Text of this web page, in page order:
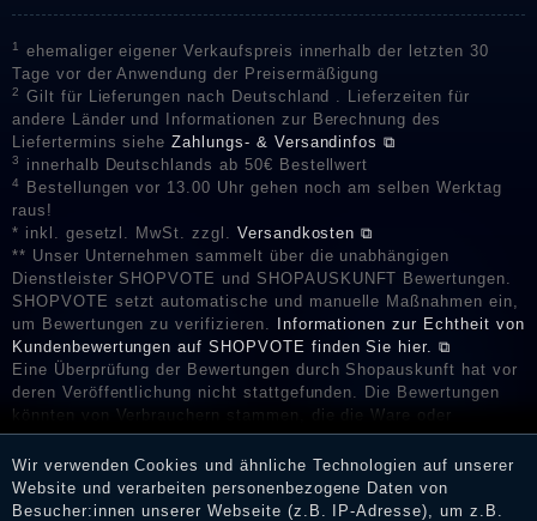
1
ehemaliger eigener Verkaufspreis innerhalb der letzten 30
Tage vor der Anwendung der Preisermäßigung
2
Gilt für Lieferungen nach Deutschland . Lieferzeiten für
andere Länder und Informationen zur Berechnung des
Liefertermins sieheZahlungs- & Versandinfos ⧉
3 innerhalb Deutschlands ab 50€ Bestellwert
4
Bestellungen vor 13.00 Uhr gehen noch am selben Werktag
raus!
* inkl. gesetzl. MwSt. zzgl. Versandkosten ⧉
** Unser Unternehmen sammelt über die unabhängigen
Dienstleister SHOPVOTE und SHOPAUSKUNFT Bewertungen.
SHOPVOTE setzt automatische und manuelle Maßnahmen ein,
um Bewertungen zu verifizieren.
Informationen zur Echtheit von
Kundenbewertungen auf SHOPVOTE finden Sie hier. ⧉
Eine Überprüfung der Bewertungen durch Shopauskunft hat vor
deren Veröffentlichung nicht stattgefunden. Die Bewertungen
könnten von Verbrauchern stammen, die die Ware oder
Dienstleistungen gar nicht erworben oder genutzt haben. Nach
Erhalt einer Benachrichtigungs-E-Mail können Händler die
Bewertungen verifizieren und über die erfolgte Verifizierung im
Shop informieren.
Wir verwenden Cookies und ähnliche Technologien auf unserer
Website und verarbeiten personenbezogene Daten von
Besucher:innen unserer Webseite (z.B. IP-Adresse), um z.B.